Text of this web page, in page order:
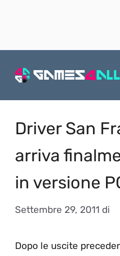
Driver San
arriva
in versione
Settembre 29, 2011 di
Dopo le uscite